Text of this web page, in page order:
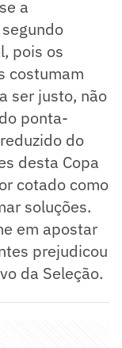
a
pois os
costumam
ser justo, não
ponta-
do
desta Copa
cotado como
soluções.
em apostar
prejudicou
da Seleção.